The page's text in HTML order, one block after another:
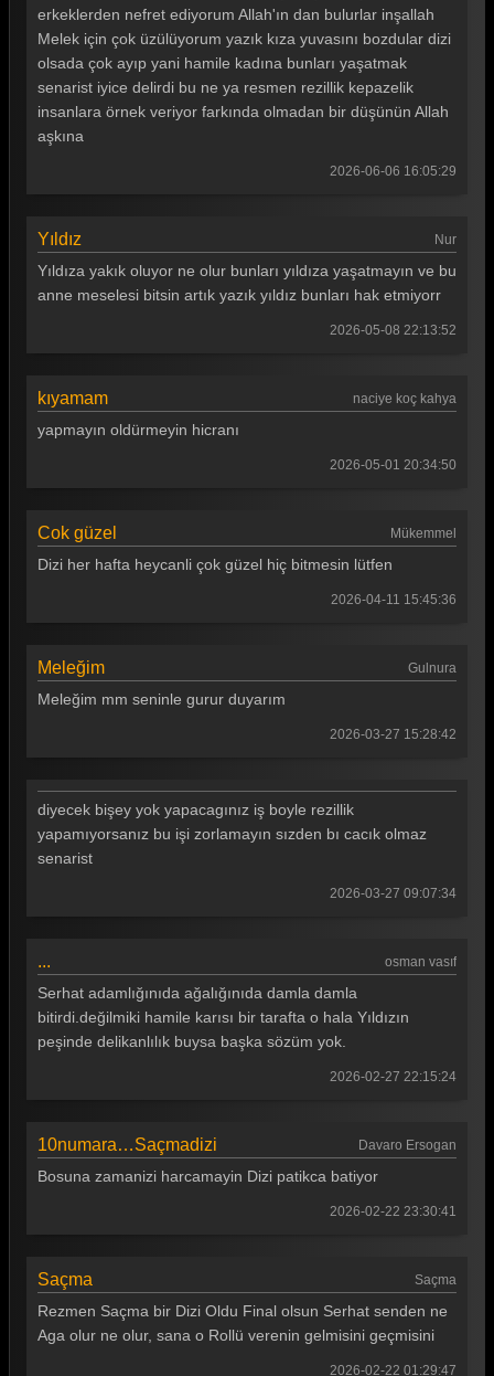
erkeklerden nefret ediyorum Allah'ın dan bulurlar inşallah
Melek için çok üzülüyorum yazık kıza yuvasını bozdular dizi
olsada çok ayıp yani hamile kadına bunları yaşatmak
senarist iyice delirdi bu ne ya resmen rezillik kepazelik
insanlara örnek veriyor farkında olmadan bir düşünün Allah
aşkına
2026-06-06 16:05:29
Yıldız Nur
Yıldıza yakık oluyor ne olur bunları yıldıza yaşatmayın ve bu
anne meselesi bitsin artık yazık yıldız bunları hak etmiyorr
2026-05-08 22:13:52
kıyamam naciye koç kahya
yapmayın oldürmeyin hicranı
2026-05-01 20:34:50
Cok güzel Mükemmel
Dizi her hafta heycanli çok güzel hiç bitmesin lütfen
2026-04-11 15:45:36
Meleğim Gulnura
Meleğim mm seninle gurur duyarım
2026-03-27 15:28:42
diyecek bişey yok yapacagınız iş boyle rezillik
yapamıyorsanız bu işi zorlamayın sızden bı cacık olmaz
senarist
2026-03-27 09:07:34
... osman vasıf
Serhat adamlığınıda ağalığınıda damla damla
bitirdi.değilmiki hamile karısı bir tarafta o hala Yıldızın
peşinde delikanlılık buysa başka sözüm yok.
2026-02-27 22:15:24
10numara…Saçmadizi Davaro Ersogan
Bosuna zamanizi harcamayin Dizi patikca batiyor
2026-02-22 23:30:41
Saçma Saçma
Rezmen Saçma bir Dizi Oldu Final olsun Serhat senden ne
Aga olur ne olur, sana o Rollü verenin gelmisini geçmisini
2026-02-22 01:29:47